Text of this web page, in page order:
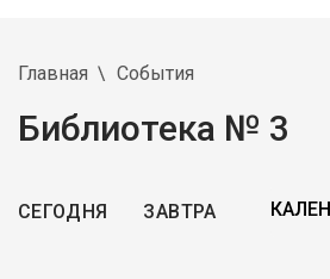
Главная События
Библиотека № 3
СЕГОДНЯ ЗАВТРА